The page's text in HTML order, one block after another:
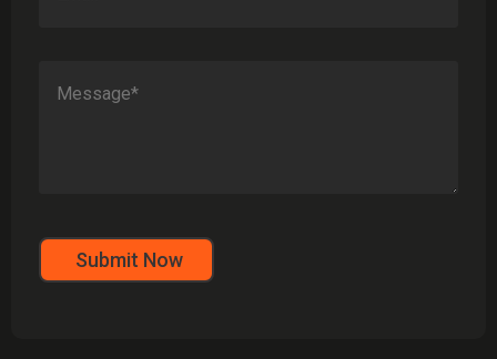
Submit Now